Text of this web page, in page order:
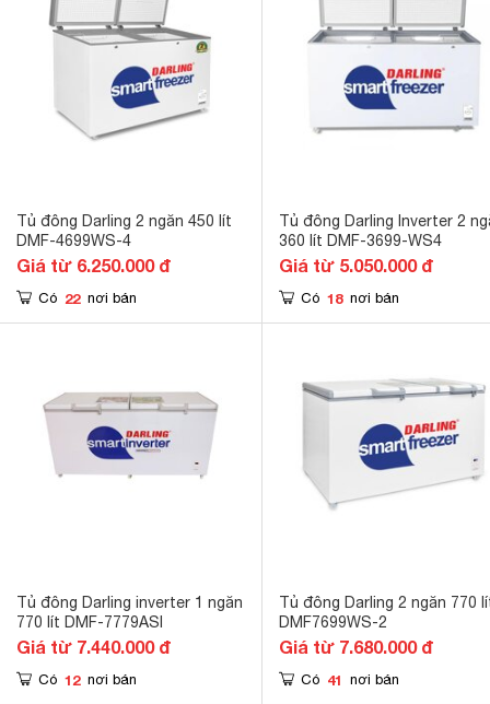
Tủ đông Darling 2 ngăn 450 lít
DMF-4699WS-4
Giá từ 6.250.000 đ
Có 22 nơi bán
Tủ đông Darling Inverter 2
360 lít DMF-3699-WS4
Giá từ 5.050.000 đ
Có 18 nơi bán
Tủ đông Darling inverter 1 ngăn
770 lít DMF-7779ASI
Giá từ 7.440.000 đ
Có 12 nơi bán
Tủ đông Darling 2 ngăn 770
DMF7699WS-2
Giá từ 7.680.000 đ
Có 41 nơi bán